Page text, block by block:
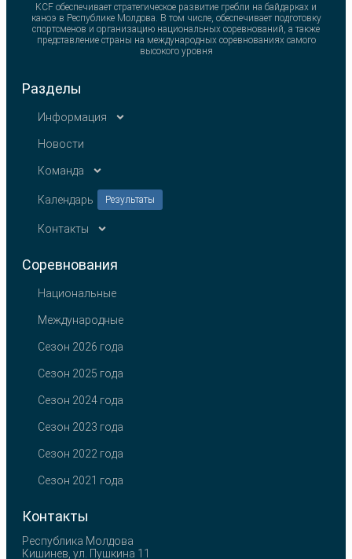
KCF обеспечивает стратегическое развитие гребли на байдарках и
каноэ в Республике Молдова. В том числе, обеспечивает подготовку
спортсменов и организацию национальных соревнований, а также
представление страны на международных соревнованиях самого
высокого уровня
Разделы
Информация
Новости
Команда
Календарь Результаты
Контакты
Соревнования
Национальные
Международные
Сезон 2026 года
Сезон 2025 года
Сезон 2024 года
Сезон 2023 года
Сезон 2022 года
Сезон 2021 года
Контакты
Республика Молдова
Кишинев, ул. Пушкина 11